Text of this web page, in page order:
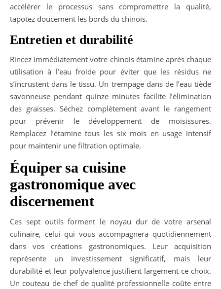
accélérer le processus sans compromettre la qualité,
tapotez doucement les bords du chinois.
Entretien et durabilité
Rincez immédiatement votre chinois étamine après chaque
utilisation à l’eau froide pour éviter que les résidus ne
s’incrustent dans le tissu. Un trempage dans de l’eau tiède
savonneuse pendant quinze minutes facilite l’élimination
des graisses. Séchez complètement avant le rangement
pour prévenir le développement de moisissures.
Remplacez l’étamine tous les six mois en usage intensif
pour maintenir une filtration optimale.
Équiper sa cuisine
gastronomique avec
discernement
Ces sept outils forment le noyau dur de votre arsenal
culinaire, celui qui vous accompagnera quotidiennement
dans vos créations gastronomiques. Leur acquisition
représente un investissement significatif, mais leur
durabilité et leur polyvalence justifient largement ce choix.
Un couteau de chef de qualité professionnelle coûte entre